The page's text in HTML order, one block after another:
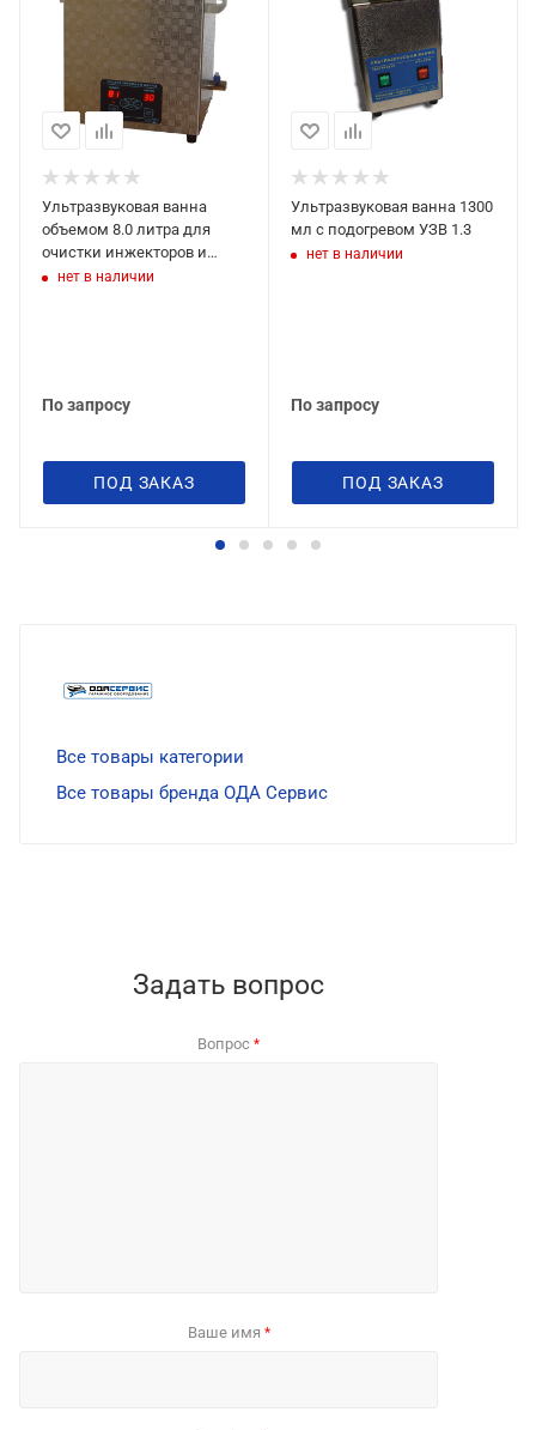
Ультразвуковая ванна
объемом 8.0 литра для
очистки инжекторов и
свечей зажигания УЗВ 8.0
нет в наличии
По запросу
ПОД ЗАКАЗ
Ультразвуковая ванна 1300
мл с подогревом УЗВ 1.3
нет в наличии
По запросу
ПОД ЗАКАЗ
Все товары категории
Все товары бренда ОДА Сервис
Задать вопрос
Вопрос *
Ваше имя *